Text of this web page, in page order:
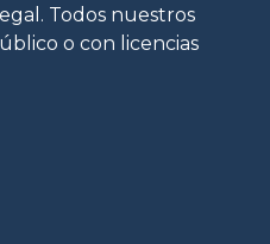
Todos nuestros
o con licencias